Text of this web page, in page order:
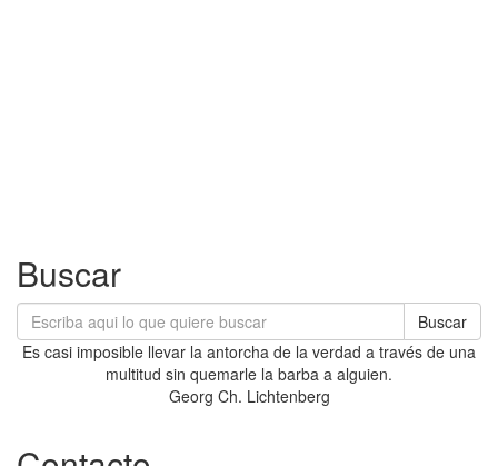
Buscar
Buscar
Es casi imposible llevar la antorcha de la verdad a través de una
multitud sin quemarle la barba a alguien.
Georg Ch. Lichtenberg